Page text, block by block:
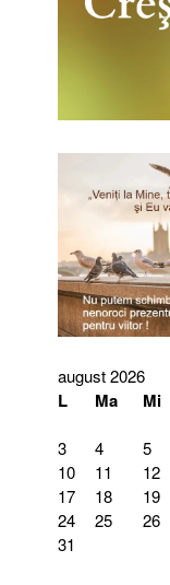
august 2026
L Ma Mi
3
4 5
10
11 12
17
18 19
24
25 26
31